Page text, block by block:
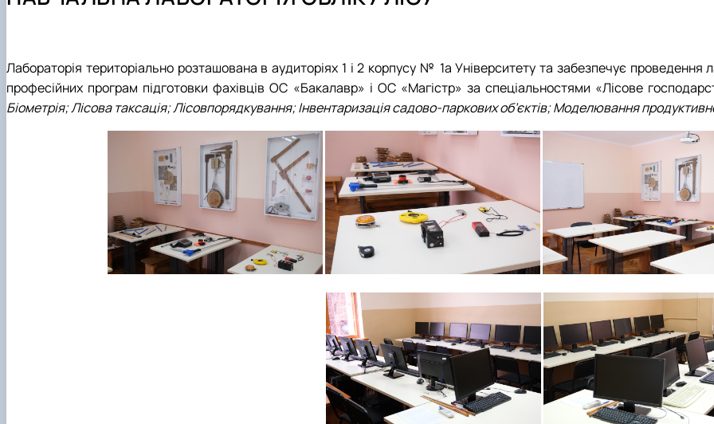
Науково-педагогічні працівники та навчально-допоміжний персоналНавчальна лабораторія економіки та менеджменту
Студентський науковий гурток «Таксатор»
Тематика випускних кваліфікаційних робіт
Наукові публікації
Лабораторія територіально розташована в аудиторіях 1 і 2 корпусу № 1а Університету та забезпечує проведення
професійних програм підготовки фахівців ОС «Бакалавр» і ОС «Магістр» за спеціальностями «Лісове
Біометрія;Лісова таксація;Лісовпорядкування;Інвентаризація садово-паркових об’єктів;Моделювання